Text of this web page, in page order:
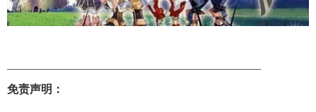
——————————————————————–
免责声明：